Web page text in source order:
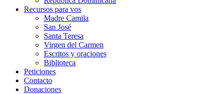
Recursos para vos
Madre Camila
San José
Santa Teresa
Virgen del Carmen
Escritos y oraciones
Biblioteca
Peticiones
Contacto
Donaciones